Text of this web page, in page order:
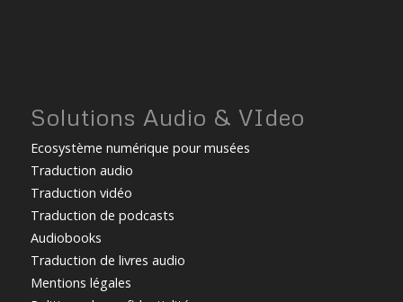
Solutions Audio & VIdeo
Ecosystème numérique pour musées
Traduction audio
Traduction vidéo
Traduction de podcasts
Audiobooks
Traduction de livres audio
Mentions légales